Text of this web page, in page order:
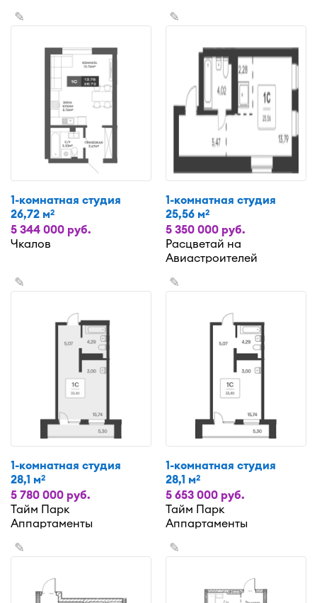
✎
1-комнатная студия
26,72 м2
5 344 000 руб.
Чкалов
✎
1-комнатная студия
25,56 м2
5 350 000 руб.
Расцветай на
Авиастроителей
✎
1-комнатная студия
28,1 м2
5 780 000 руб.
Тайм Парк
Аппартаменты
✎
1-комнатная студия
28,1 м2
5 653 000 руб.
Тайм Парк
Аппартаменты
✎ ✎